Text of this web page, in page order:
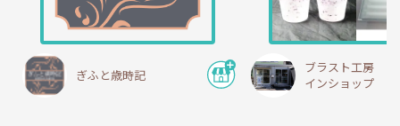
ぎふと歳時記
ブラスト工房 オ
インショップ